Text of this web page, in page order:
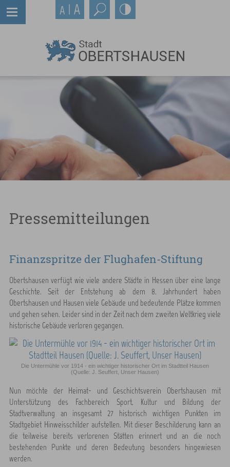
Pressemitteilungen
Finanzspritze der Flughafen-Stiftung
Obertshausen verfügt wie viele andere Städte in Hessen über eine lange
Geschichte. Seit der Entstehung ab dem 8. Jahrhundert haben
Obertshausen und Hausen viele Gebäude und bedeutende Plätze kommen
und gehen sehen. Leider sind in der Zeit nach dem zweiten Weltkrieg viele
historische Gebäude verloren gegangen.
Die Untermühle vor 1914 - ein wichtiger historischer Ort im Stadtteil Hausen
(Quelle: J. Seuffert, Unser Hausen)
Nun möchte der Heimat- und Geschichtsverein Obertshausen mit
Unterstützung des Fachbereich Sport, Kultur und Bildung der
Stadtverwaltung an insgesamt 27 historisch wichtigen Punkten im
Stadtgebiet Hinweisschilder aufstellen. Mit dieser Beschilderung kann an
die teilweise bereits verlorenen Stätten erinnert und an die noch
bestehenden Punkte und deren Bedeutung besonders hingewiesen
werden.